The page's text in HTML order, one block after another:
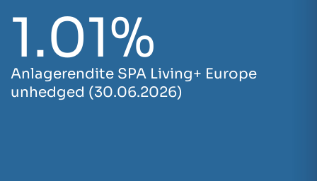
1.01%
Anlagerendite SPA Living+ Europe
unhedged (30.06.2026)